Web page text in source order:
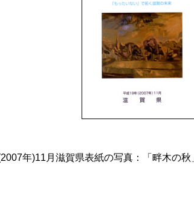
年)11月滋賀県表紙の写真：「畔木の